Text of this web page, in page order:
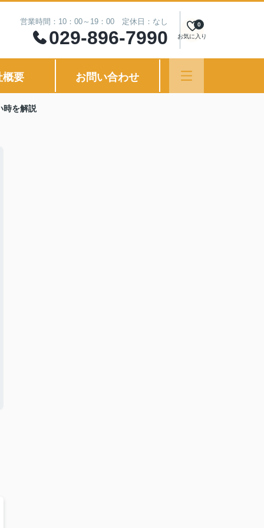
営業時間：10：00～19：00 定休日：なし
029-896-7990 お気に入り
0
概要 お問い合わせ
時を解説